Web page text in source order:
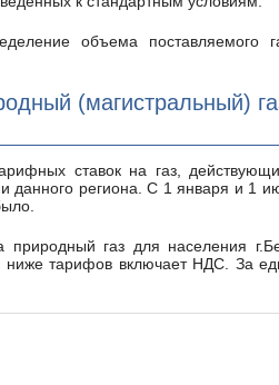
(магистральный)
данного региона. С 1 января и 1
ниже тарифов включает НДС. За